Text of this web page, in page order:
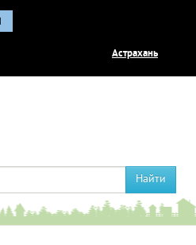
Астрахань
Найти